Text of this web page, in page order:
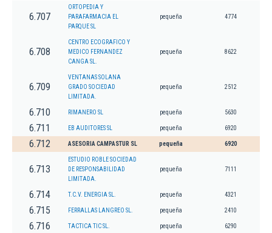
6.707
ORTOPEDIA Y
PARAFARMACIA EL
PARQUE SL
pequeña 4774
6.708
CENTRO ECOGRAFICO Y
MEDICO FERNANDEZ
CANGA SL.
pequeña 8622
6.709
VENTANAS SOLANA
GRADO SOCIEDAD
LIMITADA.
pequeña 2512
6.710 RIMANERO SL pequeña 5630
6.711 EB AUDITORES SL pequeña 6920
6.712 ASESORIA CAMPASTUR SL pequeña 6920
6.713
ESTUDIO ROBLE SOCIEDAD
DE RESPONSABILIDAD
LIMITADA.
pequeña 7111
6.714 T.C.V. ENERGIA SL. pequeña 4321
6.715 FERRALLAS LANGREO SL. pequeña 2410
6.716 TACTICA TIC SL. pequeña 6290